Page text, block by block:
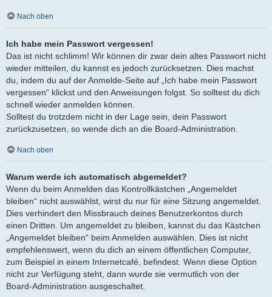
Nach oben
Ich habe mein Passwort vergessen!
Das ist nicht schlimm! Wir können dir zwar dein altes Passwort nicht
wieder mitteilen, du kannst es jedoch zurücksetzen. Dies machst
du, indem du auf der Anmelde-Seite auf „Ich habe mein Passwort
vergessen“ klickst und den Anweisungen folgst. So solltest du dich
schnell wieder anmelden können.
Solltest du trotzdem nicht in der Lage sein, dein Passwort
zurückzusetzen, so wende dich an die Board-Administration.
Nach oben
Warum werde ich automatisch abgemeldet?
Wenn du beim Anmelden das Kontrollkästchen „Angemeldet
bleiben“ nicht auswählst, wirst du nur für eine Sitzung angemeldet.
Dies verhindert den Missbrauch deines Benutzerkontos durch
einen Dritten. Um angemeldet zu bleiben, kannst du das Kästchen
„Angemeldet bleiben“ beim Anmelden auswählen. Dies ist nicht
empfehlenswert, wenn du dich an einem öffentlichen Computer,
zum Beispiel in einem Internetcafé, befindest. Wenn diese Option
nicht zur Verfügung steht, dann wurde sie vermutlich von der
Board-Administration ausgeschaltet.